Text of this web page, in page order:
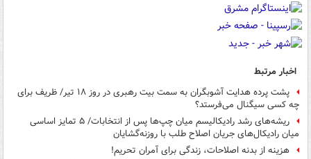
اخبار مرتبط
پشت پرده هدایت آشوبگران به سمت بیت رهبری در روز ۱۸ تیر/ ظریف برای
چه کسی سیگنال می‌فرستد؟
ریشه‌های رشد رادیکالیسم میان چپ‌ها پس از انتخابات/ ۵ تمایز اساسی
میان رادیکال‌های جریان اصلاح طلب با روزنه‌گشایان
هزینه از بدنه اصلاحات، زندگی برای آمران تحریم!